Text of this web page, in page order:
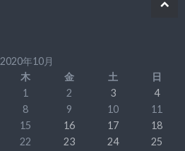
2020年10月
木 金 土
日
1
2 3
4
8 9 10
11
15 16 17
18
22 23 24
25